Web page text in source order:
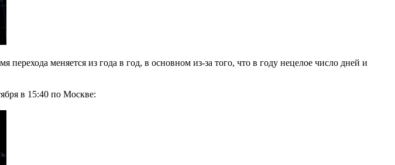
меняется из года в год, в основном из-за того, что в году нецелое число дней и
в 15:40 по Москве: